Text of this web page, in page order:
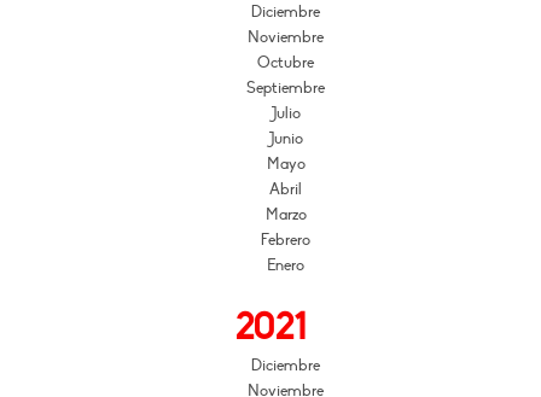
Diciembre
Noviembre
Octubre
Septiembre
Julio
Junio
Mayo
Abril
Marzo
Febrero
Enero
2021
Diciembre
Noviembre